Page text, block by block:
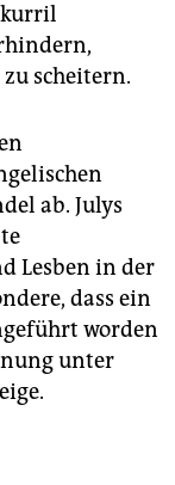
scheitern.
ab. Julys
Lesben in der
dass ein
worden
unter